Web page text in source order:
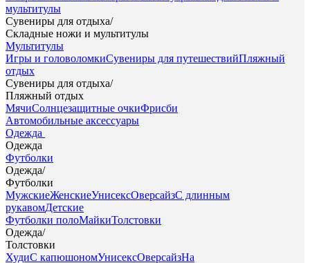
мультитулы
Сувениры для отдыха/
Складные ножи и мультитулы
Мультитулы
Игры и головоломкиСувениры для путешествийПляжный
отдых
Сувениры для отдыха/
Пляжный отдых
МячиСолнцезащитные очкиФрисби
Автомобильные аксессуары
Одежда
Одежда
Футболки
Одежда/
Футболки
МужскиеЖенскиеУнисексОверсайзС длинным
рукавомДетские
Футболки полоМайкиТолстовки
Одежда/
Толстовки
ХудиС капюшономУнисексОверсайзНа